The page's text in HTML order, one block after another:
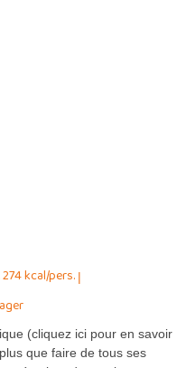
274 kcal/pers.
(cliquez ici pour en savoir
que faire de tous ses